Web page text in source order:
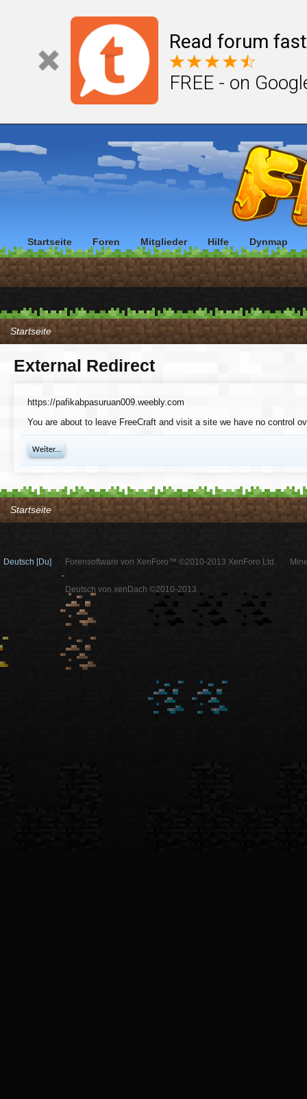
Read forum
FREE - on
Startseite
External Redirect
https://pafikabpasuruan009.weebly.com
You are about to leave FreeCraft and visit a site we have no control
Weiter...
Startseite
Startseite Foren Mitglieder Hilfe Dynmap
Deutsch [Du]
Forensoftware von XenForo™ ©2010-2013 XenForo Ltd.
-
Deutsch von xenDach ©2010-2013